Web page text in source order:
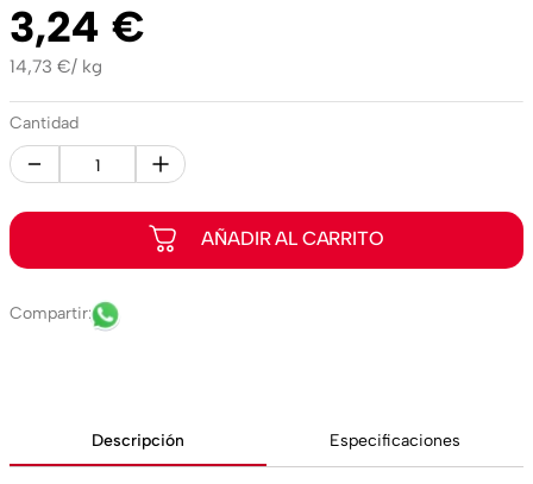
3,24 €
14,73 €/ kg
Cantidad
Descripción Especificaciones